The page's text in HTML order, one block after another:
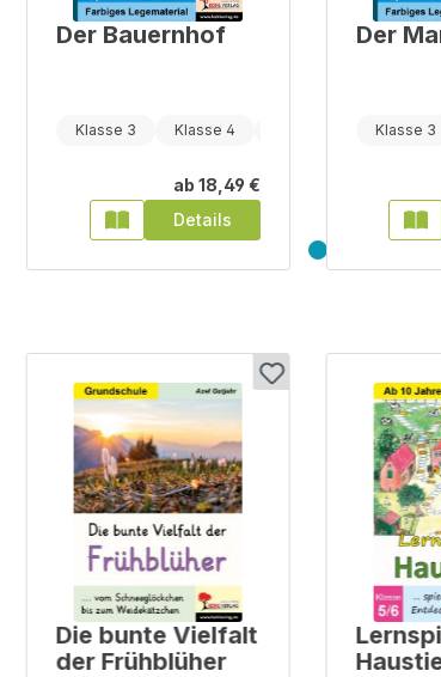
Der Bauernhof
Klasse 3 Klasse 4
ab 18,49 €
Details
Der
Klasse 3
Die bunte Vielfalt
der Frühblüher